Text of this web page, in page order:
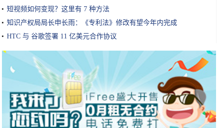
短视频如何变现？这里有 7 种方法
知识产权局局长申长雨：《专利法》修改有望今年内完成
HTC 与 谷歌签署 11 亿美元合作协议